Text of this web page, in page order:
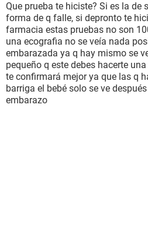
Que prueba te hiciste? Si es la de
forma de q falle, si depronto te
farmacia estas pruebas no son
una ecografia no se veía nada
embarazada ya q hay mismo se
pequeño q este debes hacerte
te confirmará mejor ya que las q
barriga el bebé solo se ve
embarazo